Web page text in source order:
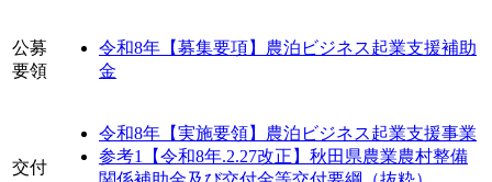
公募
要領
令和8年【募集要項】農泊ビジネス起業支援補助
金
交付
令和8年【実施要領】農泊ビジネス起業支援事業
参考1【令和8年.2.27改正】秋田県農業農村整備